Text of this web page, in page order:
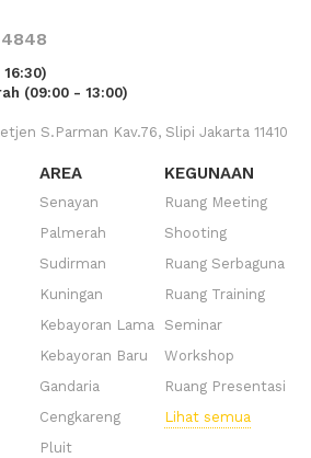
(09:00 - 13:00)
S.Parman Kav.76, Slipi Jakarta 11410
AREA
Senayan
Palmerah
Sudirman
Kuningan
Kebayoran Lama
Kebayoran Baru
Gandaria
Cengkareng
Pluit
KEGUNAAN
Ruang Meeting
Shooting
Ruang Serbaguna
Ruang Training
Seminar
Workshop
Ruang Presentasi
Lihat semua